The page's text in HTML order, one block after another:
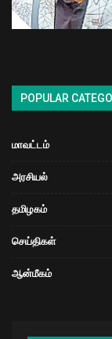
POPULAR
மாவட்டம்
அரசியல்
தமிழகம்
செய்திகள்
ஆன்மீகம்